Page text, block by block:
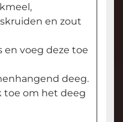
en zout
en voeg deze toe
deeg.
toe om het deeg